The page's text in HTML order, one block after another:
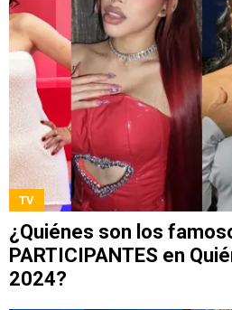
TV
¿Quiénes son los
PARTICIPANTES en
2024?